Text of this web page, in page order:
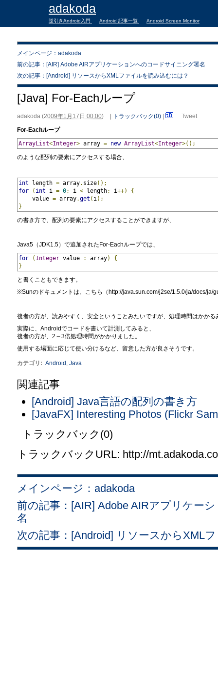
adakoda
逆引きAndroid入門 Android 記事一覧 Android Screen Monitor
メインページ：adakoda
前の記事：[AIR] Adobe AIRアプリケーションへのコードサイニング署名
次の記事：[Android] リソースからXMLファイルを読み込むには？
[Java] For-Eachループ
adakoda (2009年1月17日 00:00) トラックバック(0)
Tweet
For-Eachループ
ArrayList<Integer> array = new ArrayList<Integer>();
のような配列の要素にアクセスする場合、
int length = array. size();
for
( int i = 0; i < length; i++)
{
value = array.get ( i );
}
の書き方で、配列の要素にアクセスすることができますが、
Java5（JDK1.5）で追加されたFor-Eachループでは、
for
( Integer value : array)
{
}
と書くこともできます。
※Sunのドキュメントは、こちら（http://java.sun.com/j2se/1.5.0/ja/docs/ja/
後者の方が、読みやすく、安全ということみたいですが、処理時間はかかる
実際に、Androidでコードを書いて計測してみると、
後者の方が、2～3倍処理時間がかかりました。
使用する場面に応じて使い分けるなど、留意した方が良さそうです。
カテゴリ : Android Java
関連記事
[Android] Java言語の配列の書き方
[JavaFX] Interesting Photos (Flickr
トラックバック(0)
トラックバックURL: http://
メインページ：adakoda
前の記事：[AIR] Adobe AIRアプリケー
名
次の記事：[Android] リソースからXML